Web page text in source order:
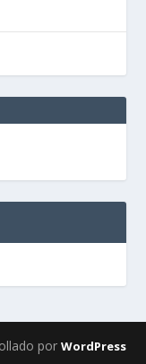
por WordPress